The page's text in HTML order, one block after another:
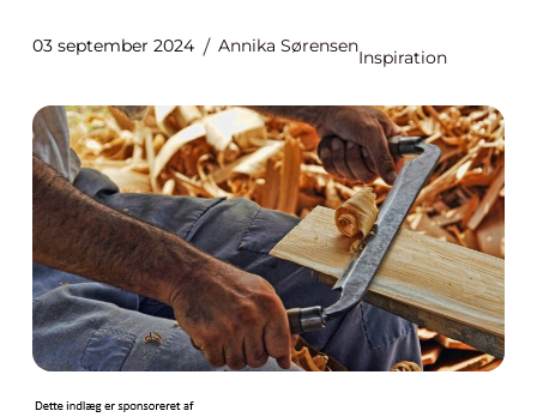
03 september 2024 Annika Sørensen
Inspiration